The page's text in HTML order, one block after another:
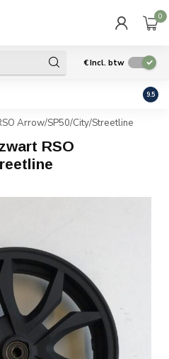
0
€Incl. btw
Geen
9.5
Arrow/SP50/City/Streetline
RSO